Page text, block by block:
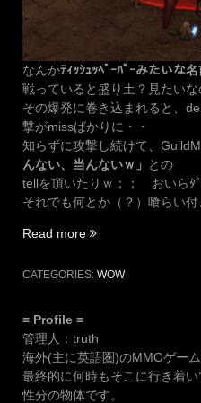
なんかﾃｨｯｼｭｯﾍﾟｰﾊﾟｰみたいな
戦っていると盛り土？見たいな
その爆発に巻き込まれると、
撃がmissばかりに・・
知らずに攻撃し続けて、
んない、当んないｗ」 との
tellを頂いたりｗ；； おいらﾀﾞ
それでも何とか（？）喰らい
Read more “AQ20FullRun”
CATEGORIES: WOW
= Profile =
管理人：truth
海外(主に英語圏)のMMOゲー
最終的に何時もそこに行き着い
性分の物体です。